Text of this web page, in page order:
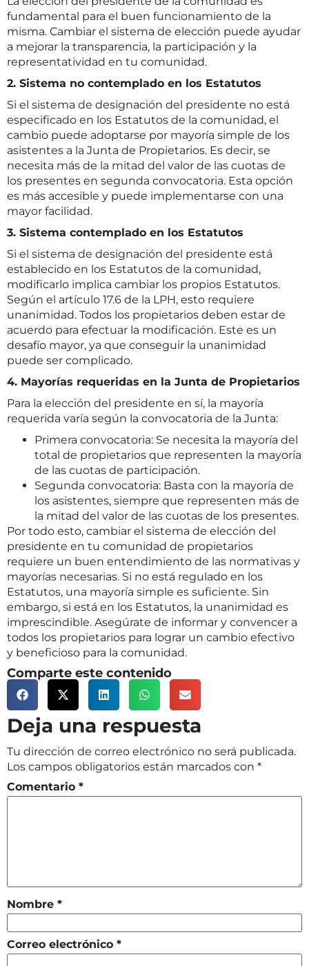
fundamental para el buen funcionamiento de la
misma. Cambiar el sistema de elección puede ayudar
a mejorar la transparencia, la participación y la
representatividad en tu comunidad.
2. Sistema no contemplado en los Estatutos
Si el sistema de designación del presidente no está
especificado en los Estatutos de la comunidad, el
cambio puede adoptarse por mayoría simple de los
asistentes a la Junta de Propietarios. Es decir, se
necesita más de la mitad del valor de las cuotas de
los presentes en segunda convocatoria. Esta opción
es más accesible y puede implementarse con una
mayor facilidad.
3. Sistema contemplado en los Estatutos
Si el sistema de designación del presidente está
establecido en los Estatutos de la comunidad,
modificarlo implica cambiar los propios Estatutos.
Según el artículo 17.6 de la LPH, esto requiere
unanimidad. Todos los propietarios deben estar de
acuerdo para efectuar la modificación. Este es un
desafío mayor, ya que conseguir la unanimidad
puede ser complicado.
4. Mayorías requeridas en la Junta de Propietarios
Para la elección del presidente en sí, la mayoría
requerida varía según la convocatoria de la Junta:
Primera convocatoria: Se necesita la mayoría del
total de propietarios que representen la mayoría
de las cuotas de participación.
Segunda convocatoria: Basta con la mayoría de
los asistentes, siempre que representen más de
la mitad del valor de las cuotas de los presentes.
Por todo esto, cambiar el sistema de elección del
presidente en tu comunidad de propietarios
requiere un buen entendimiento de las normativas y
mayorías necesarias. Si no está regulado en los
Estatutos, una mayoría simple es suficiente. Sin
embargo, si está en los Estatutos, la unanimidad es
imprescindible. Asegúrate de informar y convencer a
todos los propietarios para lograr un cambio efectivo
y beneficioso para la comunidad.
Comparte este contenido
Deja una respuesta
Tu dirección de correo electrónico no será publicada.
Los campos obligatorios están marcados con *
Comentario *
Nombre *
Correo electrónico *